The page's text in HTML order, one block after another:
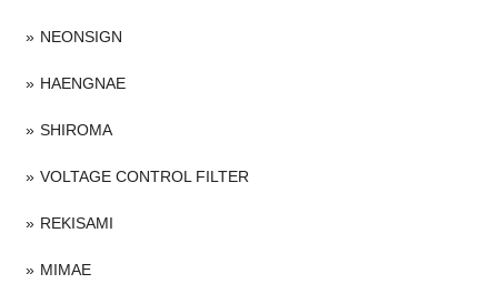
NEONSIGN
HAENGNAE
SHIROMA
VOLTAGE CONTROL FILTER
REKISAMI
MIMAE